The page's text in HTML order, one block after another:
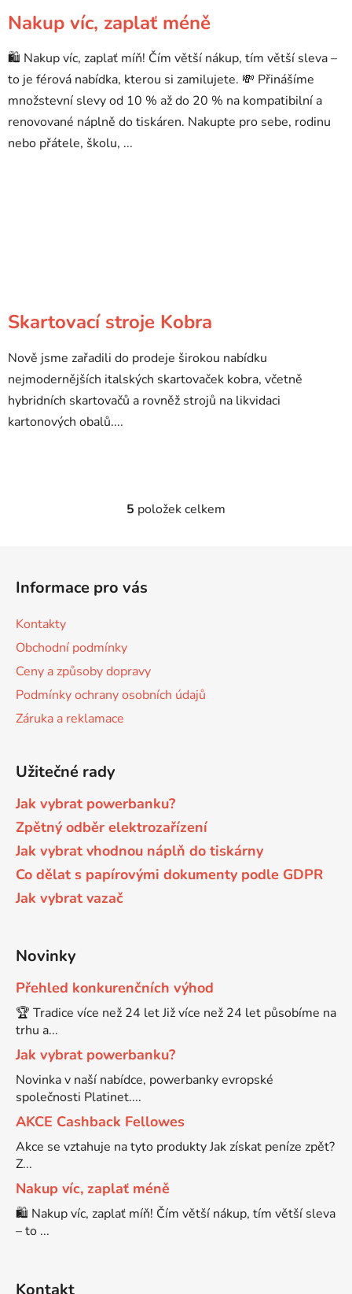
Nakup víc, zaplať méně
🛍️ Nakup víc, zaplať míň! Čím větší nákup, tím větší sleva –
to je férová nabídka, kterou si zamilujete. 💸 Přinášíme
množstevní slevy od 10 % až do 20 % na kompatibilní a
renovované náplně do tiskáren. Nakupte pro sebe, rodinu
nebo přátele, školu, ...
Skartovací stroje Kobra
Nově jsme zařadili do prodeje širokou nabídku
nejmodernějších italských skartovaček kobra, včetně
hybridních skartovačů a rovněž strojů na likvidaci
kartonových obalů....
O
v
i
u
5 položek celkem
Informace pro vás
Kontakty
Obchodní podmínky
Ceny a způsoby dopravy
Podmínky ochrany osobních údajů
Záruka a reklamace
Užitečné rady
Jak vybrat powerbanku?
Zpětný odběr elektrozařízení
Jak vybrat vhodnou náplň do tiskárny
Co dělat s papírovými dokumenty podle GDPR
Jak vybrat vazač
Novinky
Přehled konkurenčních výhod
🏆 Tradice více než 24 let Již více než 24 let působíme na
trhu a...
Jak vybrat powerbanku?
Novinka v naší nabídce, powerbanky evropské
společnosti Platinet....
AKCE Cashback Fellowes
Akce se vztahuje na tyto produkty Jak získat peníze zpět?
Z...
Nakup víc, zaplať méně
🛍️ Nakup víc, zaplať míň! Čím větší nákup, tím větší sleva
– to ...
Kontakt